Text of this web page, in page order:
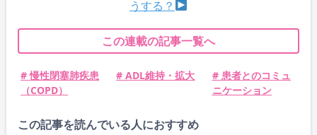
うする？
この連載の記事一覧へ
# 慢性閉塞肺疾患
（COPD）
# ADL維持・拡大
# 患者とのコミュ
ニケーション
この記事を読んでいる人におすすめ